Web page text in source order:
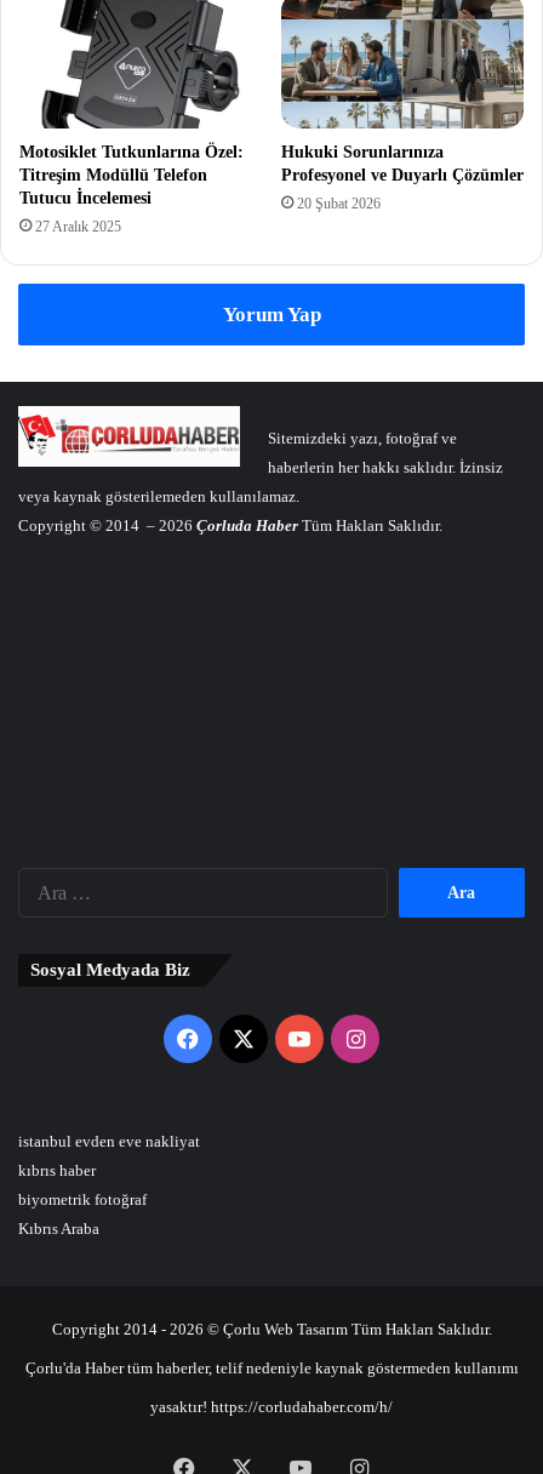
Motosiklet Tutkunlarına Özel:
Titreşim Modüllü Telefon
Tutucu İncelemesi
27 Aralık 2025
Hukuki Sorunlarınıza
Profesyonel ve Duyarlı Çözümler
20 Şubat 2026
Yorum Yap
Sitemizdeki yazı, fotoğraf ve
haberlerin her hakkı saklıdır. İzinsiz
veya kaynak gösterilemeden kullanılamaz.
Copyright © 2014 – 2026 Çorluda Haber Tüm Hakları Saklıdır.
Sosyal Medyada Biz
Facebook
X YouTubeInstagram
istanbul evden eve nakliyat
kıbrıs haber
biyometrik fotoğraf
Kıbrıs Araba
Copyright 2014 - 2026 © Çorlu Web Tasarım Tüm Hakları Saklıdır.
Çorlu'da Haber tüm haberler, telif nedeniyle kaynak göstermeden kullanımı
yasaktır! https://corludahaber.com/h/
Facebook YouTubeInstagram